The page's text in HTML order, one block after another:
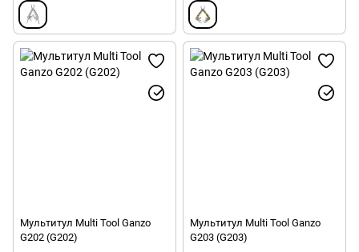
Мультитул Multi Tool Ganzo
G202 (G202)
Мультитул Multi Tool Ganzo
G203 (G203)